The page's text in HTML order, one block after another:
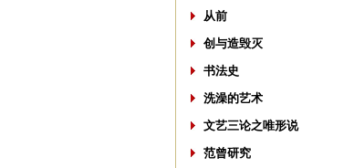
从前
创与造毁灭
书法史
洗澡的艺术
文艺三论之唯形说
范曾研究